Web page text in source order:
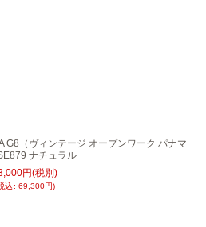
G8（ヴィンテージ オープンワーク パナマ
ナチュラル
円(税別)
込: 69,300円)